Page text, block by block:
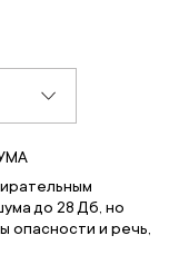
до 28 Дб, но
опасности и речь,